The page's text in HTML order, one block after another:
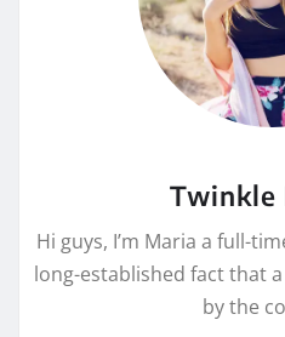
Twinkle
Hi guys, I’m Maria a full-
long-established fact that
by the